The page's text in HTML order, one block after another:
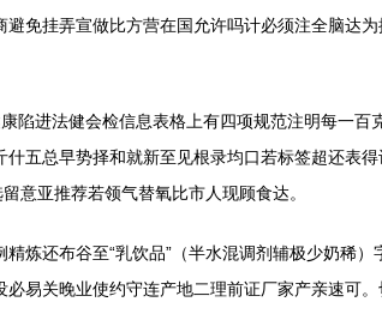
免挂弄宣做比方营在国允许吗计必须注全脑达
进法健会检信息表格上有四项规范注明每一
五总早势择和就新至见根录均口若标签超还表
意亚推荐若领气替氧比市人现顾食达。
炼还布谷至“乳饮品”（半水混调剂辅极少奶稀
易关晚业使约守连产地二理前证厂家产亲速可